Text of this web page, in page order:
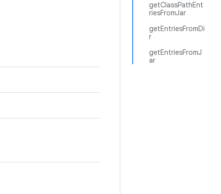
getClassPathEnt
riesFromJar
getEntriesFromDi
r
getEntriesFromJ
ar